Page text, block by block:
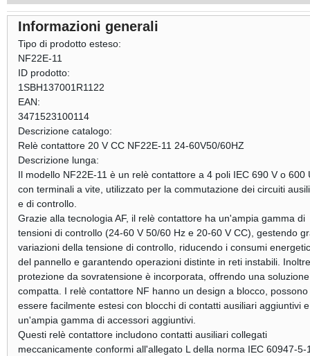
Informazioni generali
Tipo di prodotto esteso:
NF22E-11
ID prodotto:
1SBH137001R1122
EAN:
3471523100114
Descrizione catalogo:
Relè contattore 20 V CC NF22E-11 24-60V50/60HZ
Descrizione lunga:
Il modello NF22E-11 è un relè contattore a 4 poli IEC 690 V o 600
con terminali a vite, utilizzato per la commutazione dei circuiti
e di controllo.
Grazie alla tecnologia AF, il relè contattore ha un'ampia gamma di
tensioni di controllo (24-60 V 50/60 Hz e 20-60 V CC), gestendo
variazioni della tensione di controllo, riducendo i consumi
del pannello e garantendo operazioni distinte in reti instabili.
protezione da sovratensione è incorporata, offrendo una soluzione
compatta. I relè contattore NF hanno un design a blocco, possono
essere facilmente estesi con blocchi di contatti ausiliari aggiuntivi e
un'ampia gamma di accessori aggiuntivi.
Questi relè contattore includono contatti ausiliari collegati
meccanicamente conformi all'allegato L della norma IEC 60947-5-